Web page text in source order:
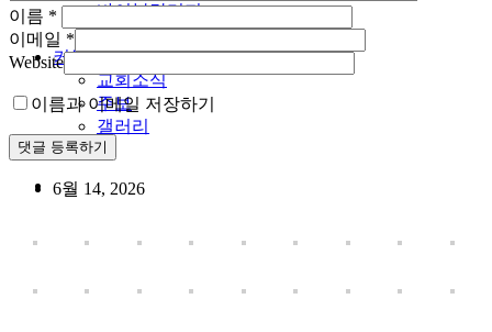
바이블칼리지
예수동행일기
커뮤니티
교회소식
주보
갤러리
youtube
soundcloud
search
이름 *
이메일 *
Website
이름과 이메일 저장하기
6월 14, 2026